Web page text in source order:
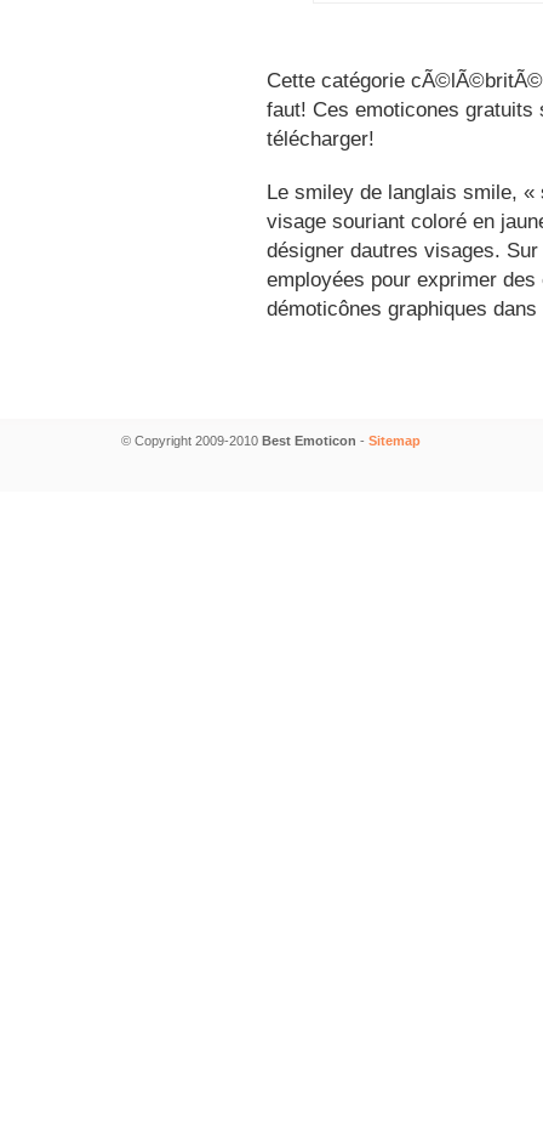
Cette catégorie
faut! Ces emoticones
télécharger!
Le smiley de langlais smile,
visage souriant coloré en
désigner dautres visages.
employées pour exprimer
démoticônes graphiques
© Copyright 2009-2010 Best Emoticon - Sitemap